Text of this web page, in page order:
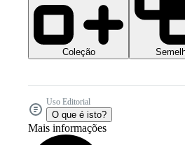
Coleção
Uso Editorial
O que é isto?
Mais informações